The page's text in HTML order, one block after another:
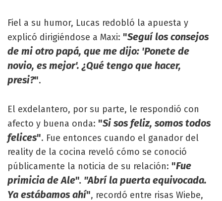
Fiel a su humor, Lucas redobló la apuesta y
explicó dirigiéndose a Maxi: "Seguí los consejos
de mi otro papá, que me dijo: 'Ponete de
novio, es mejor'. ¿Qué tengo que hacer,
presi?".
El exdelantero, por su parte, le respondió con
afecto y buena onda: "Si sos feliz, somos todos
felices". Fue entonces cuando el ganador del
reality de la cocina reveló cómo se conoció
públicamente la noticia de su relación: "Fue
primicia de Ale". "Abrí la puerta equivocada.
Ya estábamos ahí", recordó entre risas Wiebe,